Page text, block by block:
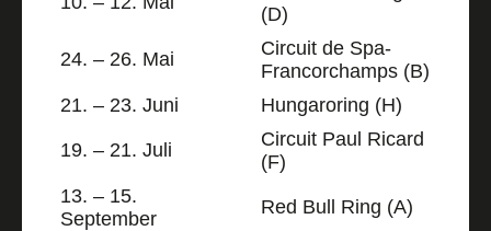
(D)
24. – 26. Mai
Circuit de Spa-
Francorchamps (B)
21. – 23. Juni
Hungaroring (H)
19. – 21. Juli
Circuit Paul Ricard
(F)
13. – 15.
September
Red Bull Ring (A)